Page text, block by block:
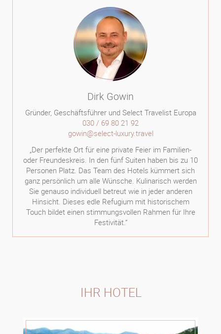
Dirk Gowin
Gründer, Geschäftsführer und Select Travelist Europa
030 / 69 80 21 92
gowin@select-luxury.travel
„Der perfekte Ort für eine private Feier im Familien-
oder Freundeskreis. In den fünf Suiten haben bis zu 10
Personen Platz. Das Team des Hotels kümmert sich
ganz persönlich um alle Wünsche. Kulinarisch werden
Sie genauso individuell betreut wie in jeder anderen
Hinsicht. Dieses edle Refugium mit historischem
Touch bildet einen stimmungsvollen Rahmen für Ihre
Festivität.“
IHR HOTEL